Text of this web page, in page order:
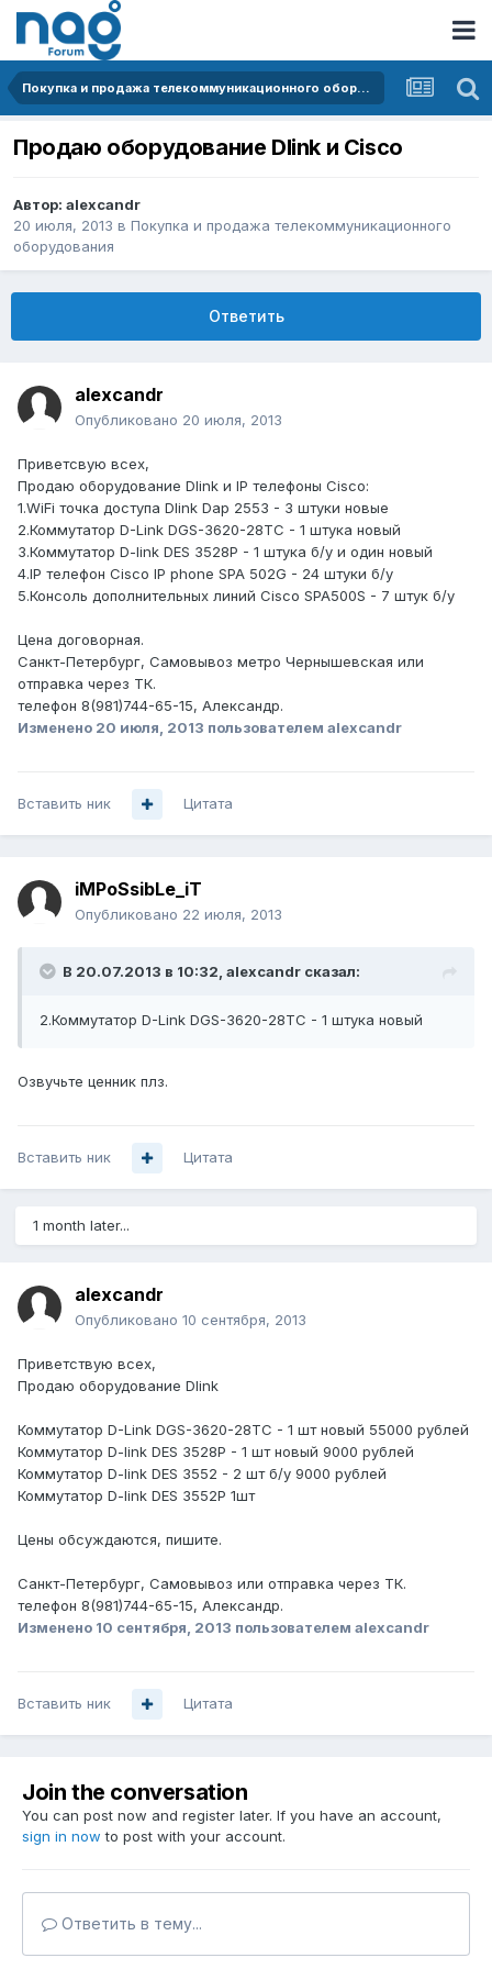
Покупка и продажа телекоммуникационного оборудования
Продаю оборудование Dlink и Cisco
Автор: alexcandr
20 июля, 2013 в Покупка и продажа телекоммуникационного
оборудования
Ответить
alexcandr
Опубликовано 20 июля, 2013
Приветсвую всех,
Продаю оборудование Dlink и IP телефоны Cisco:
1.WiFi точка доступа Dlink Dap 2553 - 3 штуки новые
2.Коммутатор D-Link DGS-3620-28TC - 1 штука новый
3.Коммутатор D-link DES 3528P - 1 штука б/у и один новый
4.IP телефон Сisco IP phone SPA 502G - 24 штуки б/у
5.Консоль дополнительных линий Cisco SPA500S - 7 штук б/у
Цена договорная.
Санкт-Петербург, Самовывоз метро Чернышевская или
отправка через ТК.
телефон 8(981)744-65-15, Александр.
Изменено 20 июля, 2013 пользователем alexcandr
Вставить ник Цитата
iMPoSsibLe_iT
Опубликовано 22 июля, 2013
В 20.07.2013 в 10:32, alexcandr сказал:
2.Коммутатор D-Link DGS-3620-28TC - 1 штука новый
Озвучьте ценник плз.
Вставить ник Цитата
1 month later...
alexcandr
Опубликовано 10 сентября, 2013
Приветствую всех,
Продаю оборудование Dlink
Коммутатор D-Link DGS-3620-28TC - 1 шт новый 55000 рублей
Коммутатор D-link DES 3528P - 1 шт новый 9000 рублей
Коммутатор D-link DES 3552 - 2 шт б/у 9000 рублей
Коммутатор D-link DES 3552P 1шт
Цены обсуждаются, пишите.
Санкт-Петербург, Самовывоз или отправка через ТК.
телефон 8(981)744-65-15, Александр.
Изменено 10 сентября, 2013 пользователем alexcandr
Вставить ник Цитата
Join the conversation
You can post now and register later. If you have an account,
sign in now to post with your account.
Ответить в тему...